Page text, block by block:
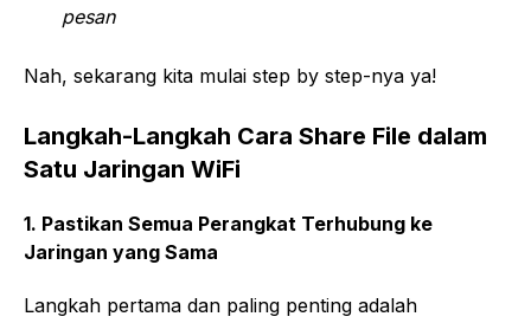
pesan
Nah, sekarang kita mulai step by step-nya ya!
Langkah-Langkah Cara Share File dalam
Satu Jaringan WiFi
1. Pastikan Semua Perangkat Terhubung ke
Jaringan yang Sama
Langkah pertama dan paling penting adalah